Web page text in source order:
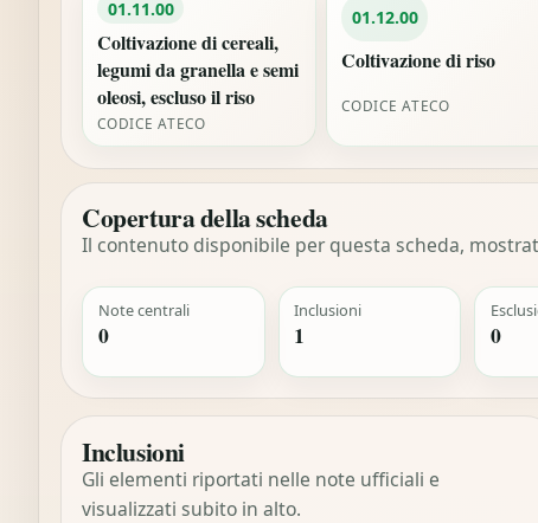
01.11.00
Coltivazione di cereali,
legumi da granella e semi
oleosi, escluso il riso
CODICE ATECO
01.12.00
Coltivazione di riso
CODICE ATECO
Copertura della scheda
Il contenuto disponibile per questa scheda,
Note centrali
0
Inclusioni
1 0
Inclusioni
Gli elementi riportati nelle note ufficiali e
visualizzati subito in alto.